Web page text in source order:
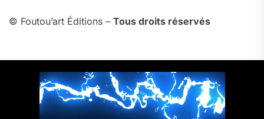
© Foutou’art Éditions – Tous droits réservés